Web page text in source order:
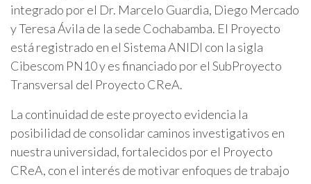
integrado por el Dr. Marcelo Guardia, Diego Mercado
y Teresa Ávila de la sede Cochabamba. El Proyecto
está registrado en el Sistema ANIDI con la sigla
Cibescom PN10 y es financiado por el SubProyecto
Transversal del Proyecto CReA.
La continuidad de este proyecto evidencia la
posibilidad de consolidar caminos investigativos en
nuestra universidad, fortalecidos por el Proyecto
CReA, con el interés de motivar enfoques de trabajo